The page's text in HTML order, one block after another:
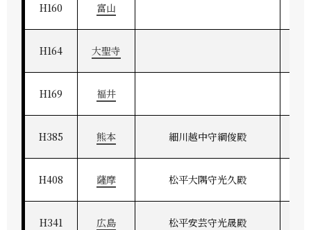
H160 富山
H164 大聖寺
H169 福井
H385 熊本 細川越中守綱俊殿
H408 薩摩 松平大隅守光久殿
H341 広島 松平安芸守光晟殿